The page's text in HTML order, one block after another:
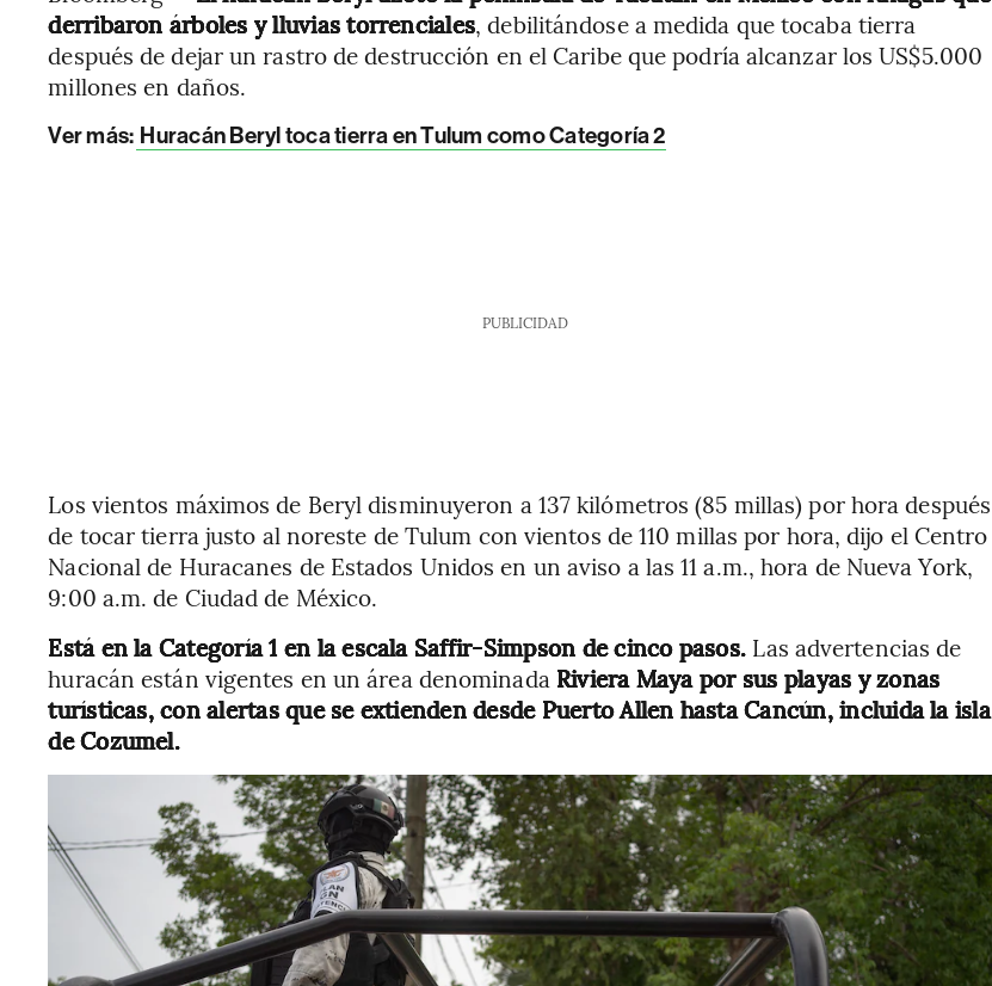
derribaron árboles y lluvias torrenciales, debilitándose a medida que tocaba tierra
después de dejar un rastro de destrucción en el Caribe que podría alcanzar los US$5.000
millones en daños.
Ver más: Huracán Beryl toca tierra en Tulum como Categoría 2
PUBLICIDAD
Los vientos máximos de Beryl disminuyeron a 137 kilómetros (85 millas) por hora después
de tocar tierra justo al noreste de Tulum con vientos de 110 millas por hora, dijo el Centro
Nacional de Huracanes de Estados Unidos en un aviso a las 11 a.m., hora de Nueva York,
9:00 a.m. de Ciudad de México.
Está en la Categoría 1 en la escala Saffir-Simpson de cinco pasos. Las advertencias de
huracán están vigentes en un área denominada Riviera Maya por sus playas y zonas
turísticas, con alertas que se extienden desde Puerto Allen hasta Cancún, incluida la isla
de Cozumel.